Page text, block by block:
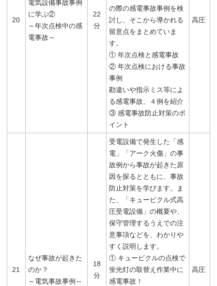
20
電気設備事故事例
に学ぶ②
～年次点検中の感
電事故～
22
分
の際の感電事故事例を検
討し、そこから導かれる
留意点をまとめていま
す。
① 年次点検と感電事故
② 年次点検における事故
事例
勘違いや指示ミス等によ
る感電事故、４例を紹介
③ 感電事故防止対策のポ
イント
高圧
21
なぜ事故が起きた
のか？
～電気事故事例～
18
分
受電設備で発生した「感
電」「アーク火傷」の事
故例から事故が起きた原
因を探るとともに、事故
防止対策を学びます。ま
た、「キュービクル式高
圧受電設備」の概要や、
保守管理するうえでの注
意事項などを、わかりや
すく説明します。
① キュービクルの点検で
蛍光灯の取替え作業中に
感電事故！
高圧